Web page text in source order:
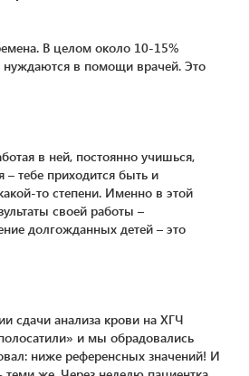
В целом около 10-15%
нуждаются в помощи врачей. Это
в ней, постоянно учишься,
тебе приходится быть и
то степени. Именно в этой
своей работы –
долгожданных детей – это
сдачи анализа крови на ХГЧ
и мы обрадовались
ниже референсных значений! И